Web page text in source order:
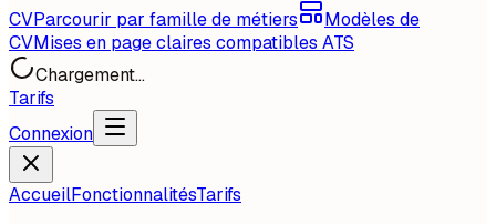
CVParcourir par famille de métiers
Modèles de
CVMises en page claires compatibles ATS
Chargement...
Tarifs
Connexion
AccueilFonctionnalitésTarifs